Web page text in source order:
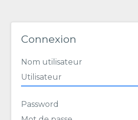
Connexion
Nom utilisateur
Password